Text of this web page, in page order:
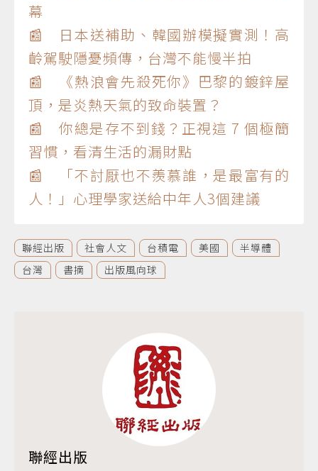
幕
📰 日本送補助、韓國辦模擬實測！高
齡駕駛隱憂頻傳，台灣不能慢半拍
📰 《熱浪會先殺死你》巴黎的鍍鋅屋
頂，是炎熱天氣的致命裝置？
📰 你總是存不到錢？正視這 7 個極簡
習慣，看清生活的漏財點
📰 「不討厭也不羨慕誰，是最富有的
人！」心理學家送給中年人3個建議
聯經出版 社會人文 台積電 美國
半導體
台灣
書摘 出版風向球
聯經出版